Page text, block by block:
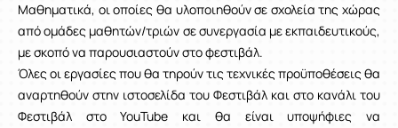
Μαθηματικά, οι οποίες θα υλοποιηθούν σε σχολεία της χώρας
από ομάδες μαθητών/τριών σε συνεργασία με εκπαιδευτικούς,
με σκοπό να παρουσιαστούν στο φεστιβάλ.
Όλες οι εργασίες που θα τηρούν τις τεχνικές προϋποθέσεις θα
αναρτηθούν στην ιστοσελίδα του Φεστιβάλ και στο κανάλι του
Φεστιβάλ στο YouTube και θα είναι υποψήφιες να